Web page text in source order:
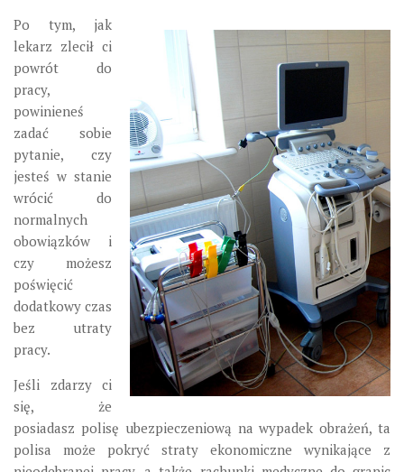
Po tym, jak
lekarz zlecił ci
powrót do
pracy,
powinieneś
zadać sobie
pytanie, czy
jesteś w stanie
wrócić do
normalnych
obowiązków i
czy możesz
poświęcić
dodatkowy czas
bez utraty
pracy.
Jeśli zdarzy ci
się, że
posiadasz polisę ubezpieczeniową na wypadek obrażeń, ta
polisa może pokryć straty ekonomiczne wynikające z